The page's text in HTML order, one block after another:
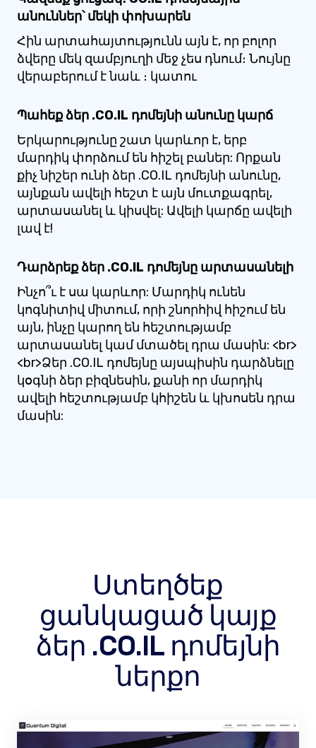
անուններ՝ մեկի փոխարեն
Հին արտահայտությունն այն է, որ բոլոր
ձվերը մեկ զամբյուղի մեջ չես դնում։ Նույնը
վերաբերում է նաև ։ կատու
Պահեք ձեր .CO.IL դոմեյնի անունը կարճ
Երկարությունը շատ կարևոր է, երբ
մարդիկ փորձում են հիշել բաներ: Որքան
քիչ նիշեր ունի ձեր .CO.IL դոմեյնի անունը,
այնքան ավելի հեշտ է այն մուտքագրել,
արտասանել և կիսվել: Ավելի կարճը ավելի
լավ է!
Դարձրեք ձեր .CO.IL դոմեյնը արտասանելի
Ինչո՞ւ է սա կարևոր: Մարդիկ ունեն
կոգնիտիվ միտում, որի շնորհիվ հիշում են
այն, ինչը կարող են հեշտությամբ
արտասանել կամ մտածել դրա մասին: <br>
<br>Ձեր .CO.IL դոմեյնը այսպիսին դարձնելը
կօգնի ձեր բիզնեսին, քանի որ մարդիկ
ավելի հեշտությամբ կհիշեն և կխոսեն դրա
մասին:
Ստեղծեք
ցանկացած կայք
ձեր .CO.IL դոմեյնի
ներքո